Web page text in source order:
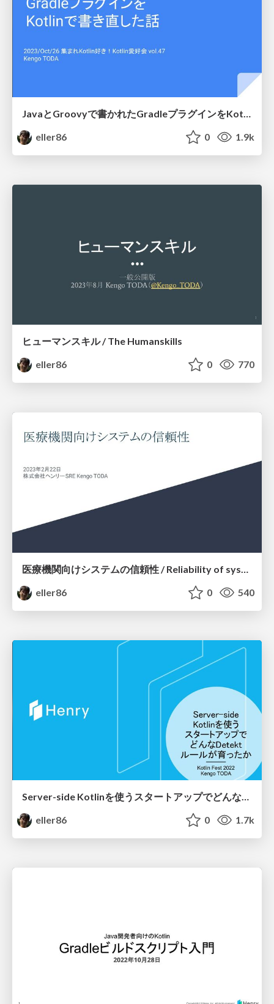
JavaとGroovyで書かれたGradleプラグインをKotlinで書き直した話 / Converted a Gradle plugin from Groovy&Java to Kotlin
eller86
0 1.9k
ヒューマンスキル / The Humanskills
eller86
0 770
医療機関向けシステムの信頼性 / Reliability of systems for medical institutions
eller86
0 540
Server-side Kotlinを使うスタートアップでどんなDetektルールが育ったか / Detekt rules made in start-up working with Server-side Kotlin
eller86
0 1.7k